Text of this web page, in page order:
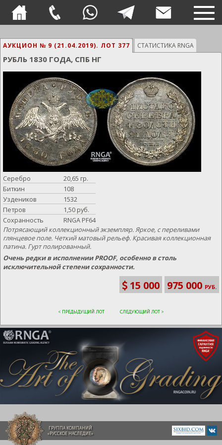
АУКЦИОН № 9 (21.04.2019). ЛОТ 377 СТАТИСТИКА RNGA
РУБЛЬ 1830 ГОДА, СПБ НГ
Серебро
20,65 гр.
Биткин
108
Уздеников
1532
Петров
1,50 руб.
Сохранность
RNGA PF64
Потрясающий коллекционный экземпляр. Яркое, с переливами
глянцевое поле. Четкий матовый рельеф. Красивая коллекционная
патина. Гурт полированный.
Очень редки в исполнении PROOF, особенно в столь
исключительной степени сохранности.
15 000 975 000 РУБ.
< ПРЕДЫДУЩИЙ ЛОТ СЛЕДУЮЩИЙ ЛОТ >
ГРУППА КОМПАНИЙ
«РУССКОЕ НАСЛЕДИЕ»